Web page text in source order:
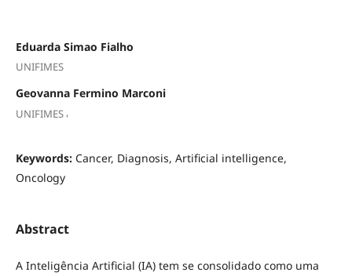
Eduarda Simao Fialho
UNIFIMES
Geovanna Fermino Marconi
UNIFIMES,
Keywords: Cancer, Diagnosis, Artificial intelligence,
Oncology
Abstract
A Inteligência Artificial (IA) tem se consolidado como uma